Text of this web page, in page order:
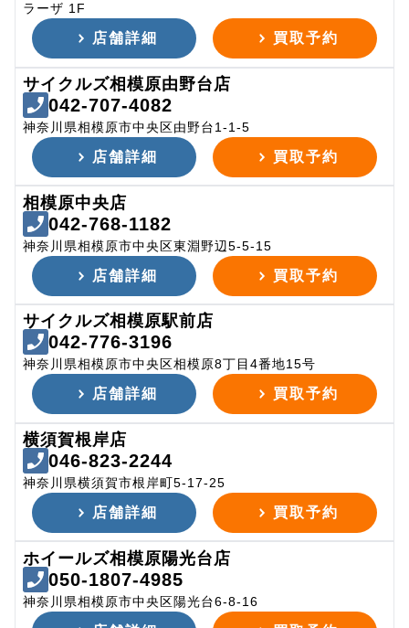
ラーザ 1F
店舗詳細 買取予約
サイクルズ相模原由野台店
042-707-4082
神奈川県相模原市中央区由野台1-1-5
店舗詳細 買取予約
相模原中央店
042-768-1182
神奈川県相模原市中央区東淵野辺5-5-15
店舗詳細 買取予約
サイクルズ相模原駅前店
042-776-3196
神奈川県相模原市中央区相模原8丁目4番地15号
店舗詳細 買取予約
横須賀根岸店
046-823-2244
神奈川県横須賀市根岸町5-17-25
店舗詳細 買取予約
ホイールズ相模原陽光台店
050-1807-4985
神奈川県相模原市中央区陽光台6-8-16